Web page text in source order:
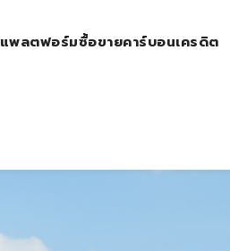
แพลตฟอร์มซื้อขายคาร์บอนเครดิต